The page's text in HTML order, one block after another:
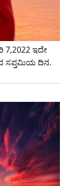
ಇದೇ
ಸಪ್ತಮಿಯ ದಿನ.